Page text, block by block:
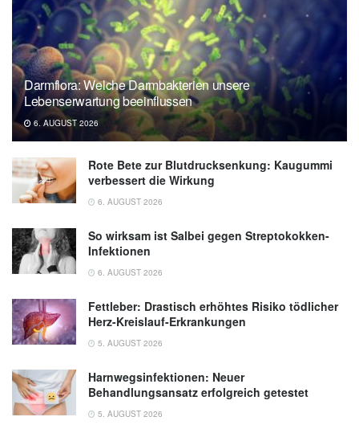
Darmflora: Welche Darmbakterien unsere
Lebenserwartung beeinflussen
6. AUGUST 2026
Rote Bete zur Blutdrucksenkung: Kaugummi
verbessert die Wirkung
6. AUGUST 2026
So wirksam ist Salbei gegen Streptokokken-
Infektionen
6. AUGUST 2026
Fettleber: Drastisch erhöhtes Risiko tödlicher
Herz-Kreislauf-Erkrankungen
5. AUGUST 2026
Harnwegsinfektionen: Neuer
Behandlungsansatz erfolgreich getestet
5. AUGUST 2026